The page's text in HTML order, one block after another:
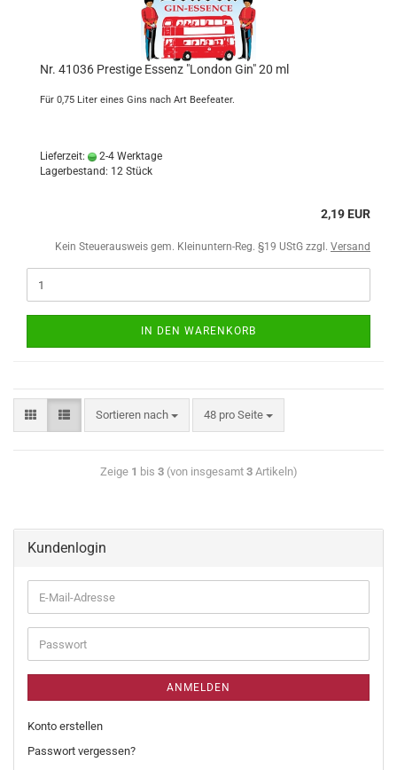
Nr. 41036 Prestige Essenz "London Gin" 20 ml
Für 0,75 Liter eines Gins nach Art Beefeater.
Lieferzeit:
2-4 Werktage
Lagerbestand: 12 Stück
2,19 EUR
Kein Steuerausweis gem. Kleinuntern-Reg. §19 UStG zzgl. Versand
IN DEN WARENKORB
Sortieren nach 48 pro Seite
Zeige 1 bis 3(von insgesamt 3Artikeln)
Kundenlogin
ANMELDEN
Konto erstellen
Passwort vergessen?